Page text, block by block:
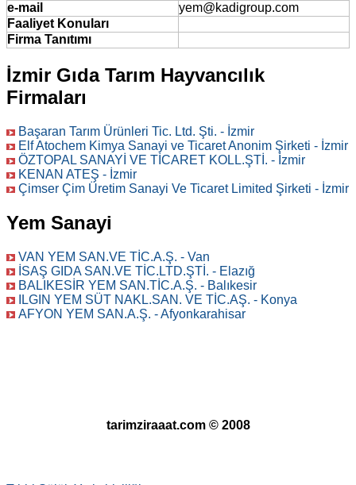
e-mail
yem@kadigroup.com
Faaliyet Konuları
Firma Tanıtımı
İzmir Gıda Tarım Hayvancılık
Firmaları
Başaran Tarım Ürünleri Tic. Ltd. Şti. - İzmir
Elf Atochem Kimya Sanayi ve Ticaret Anonim Şirketi - İzmir
ÖZTOPAL SANAYİ VE TİCARET KOLL.ŞTİ. - İzmir
KENAN ATEŞ - İzmir
Çimser Çim Üretim Sanayi Ve Ticaret Limited Şirketi - İzmir
Yem Sanayi
VAN YEM SAN.VE TİC.A.Ş. - Van
İSAŞ GIDA SAN.VE TİC.LTD.ŞTİ. - Elazığ
BALIKESİR YEM SAN.TİC.A.Ş. - Balıkesir
ILGIN YEM SÜT NAKL.SAN. VE TİC.AŞ. - Konya
AFYON YEM SAN.A.Ş. - Afyonkarahisar
tarimziraaat.com © 2008